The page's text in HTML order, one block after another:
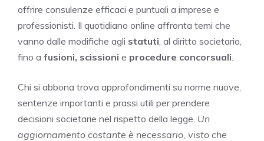
offrire consulenze efficaci e puntuali a imprese e
professionisti. Il quotidiano online affronta temi che
vanno dalle modifiche agli statuti , al diritto societario,
fino a fusioni, scissioni e procedure concorsuali
Chi si abbona trova approfondimenti su norme nuove,
sentenze importanti e prassi utili per prendere
decisioni societarie nel rispetto della legge. Un
aggiornamento costante è necessario, visto che